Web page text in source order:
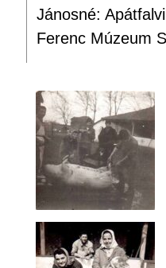
Jánosné:
Ferenc Múzeum